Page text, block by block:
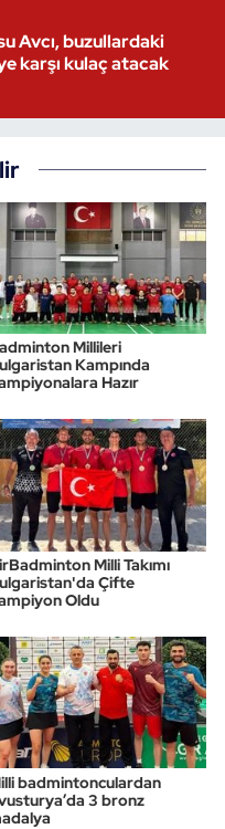
Avcı, buzullardaki
karşı kulaç atacak
Millileri
Kampında
Hazır
Milli Takımı
Çifte
Oldu
badmintonculardan
3 bronz